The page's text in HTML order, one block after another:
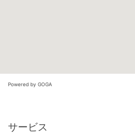
Powered by GOGA
サービス